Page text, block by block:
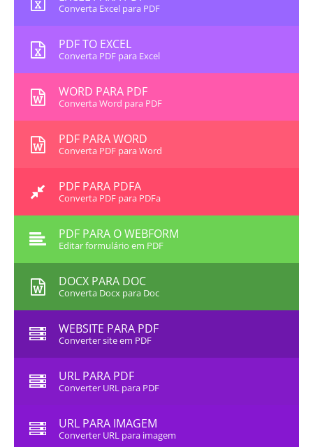
Converta Excel para PDF
PDF TO EXCEL
Converta PDF para Excel
WORD PARA PDF
Converta Word para PDF
PDF PARA WORD
Converta PDF para Word
PDF PARA PDFA
Converta PDF para PDFa
PDF PARA O WEBFORM
Editar formulário em PDF
DOCX PARA DOC
Converta Docx para Doc
WEBSITE PARA PDF
Converter site em PDF
URL PARA PDF
Converter URL para PDF
URL PARA IMAGEM
Converter URL para imagem